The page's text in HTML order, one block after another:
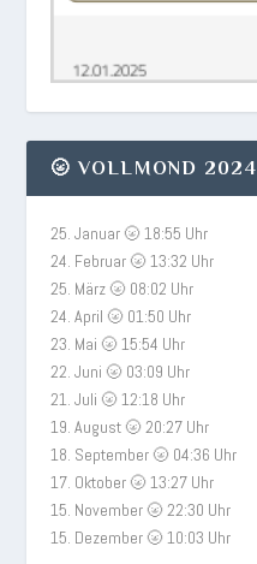
🌝 VOLLMOND 2024
25. Januar 🌝 18:55 Uhr
24. Februar 🌝 13:32 Uhr
25. März 🌝 08:02 Uhr
24. April 🌝 01:50 Uhr
23. Mai 🌝 15:54 Uhr
22. Juni 🌝 03:09 Uhr
21. Juli 🌝 12:18 Uhr
19. August 🌝 20:27 Uhr
18. September 🌝 04:36 Uhr
17. Oktober 🌝 13:27 Uhr
15. November 🌝 22:30 Uhr
15. Dezember 🌝 10:03 Uhr